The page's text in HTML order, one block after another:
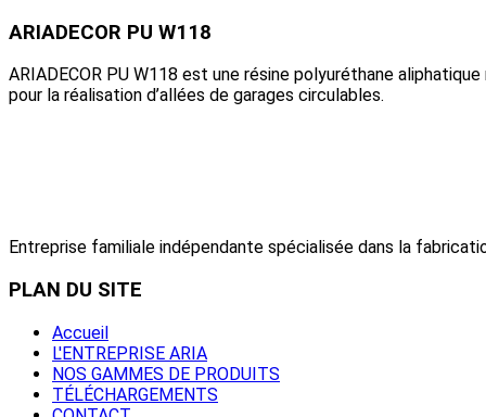
ARIADECOR PU W118
ARIADECOR PU W118 est une résine polyuréthane
pour la réalisation d’allées de garages circulables.
Entreprise familiale indépendante spécialisée dans la
PLAN DU SITE
Accueil
L'ENTREPRISE ARIA
NOS GAMMES DE PRODUITS
TÉLÉCHARGEMENTS